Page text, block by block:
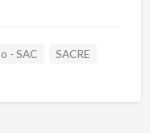
- SAC SACRE